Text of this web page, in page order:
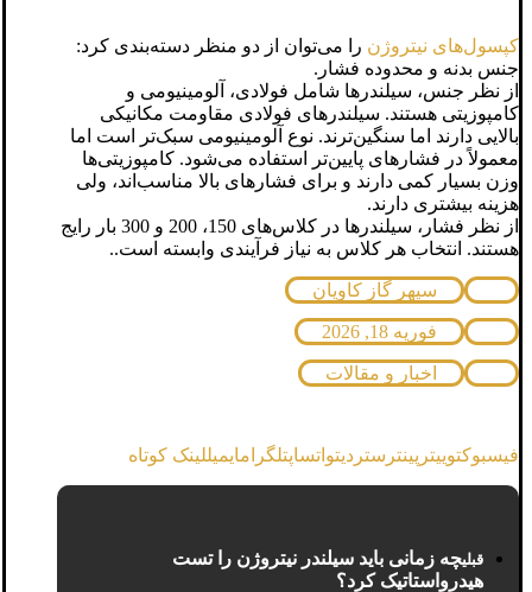
کپسول‌های نیتروژن را می‌توان از دو منظر دسته‌بندی کرد:
جنس بدنه و محدوده فشار.
از نظر جنس، سیلندرها شامل فولادی، آلومینیومی و
کامپوزیتی هستند. سیلندرهای فولادی مقاومت مکانیکی
بالایی دارند اما سنگین‌ترند. نوع آلومینیومی سبک‌تر است اما
معمولاً در فشارهای پایین‌تر استفاده می‌شود. کامپوزیتی‌ها
وزن بسیار کمی دارند و برای فشارهای بالا مناسب‌اند، ولی
هزینه بیشتری دارند.
از نظر فشار، سیلندرها در کلاس‌های 150، 200 و 300 بار رایج
هستند. انتخاب هر کلاس به نیاز فرآیندی وابسته است..
سپهر گاز کاویان
فوریه 18, 2026
اخبار و مقالات
فیسبوکتوییتر پینترستردیتواتساپتلگرامایمیللینک کوتاه
قبلیچه زمانی باید سیلندر نیتروژن را تست
هیدرواستاتیک کرد؟